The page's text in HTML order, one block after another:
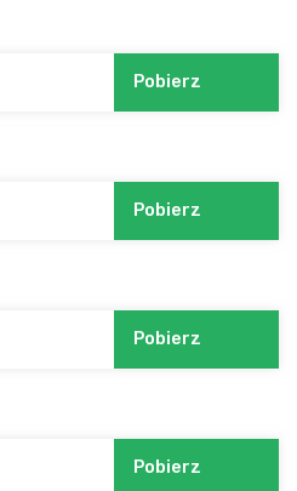
Pobierz
Pobierz
Pobierz
Pobierz